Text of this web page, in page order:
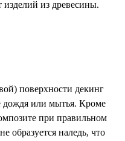
из древесины.
поверхности декинг
дождя или мытья. Кроме
при правильном
образуется наледь, что